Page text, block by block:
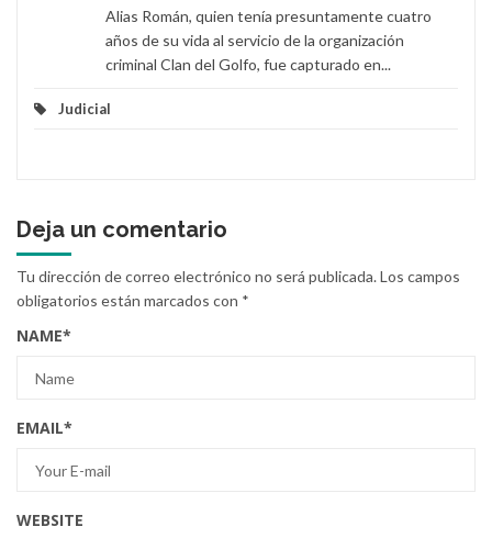
Alias Román, quien tenía presuntamente cuatro
años de su vida al servicio de la organización
criminal Clan del Golfo, fue capturado en...
Judicial
Deja un comentario
Tu dirección de correo electrónico no será publicada.Los campos
obligatorios están marcados con *
NAME*
EMAIL*
WEBSITE